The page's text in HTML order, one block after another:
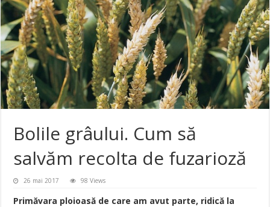
Bolile grâului. Cum să
salvăm recolta de fuzarioză
26 mai 2017 98 Views
Primăvara ploioasă de care am avut parte, ridică la